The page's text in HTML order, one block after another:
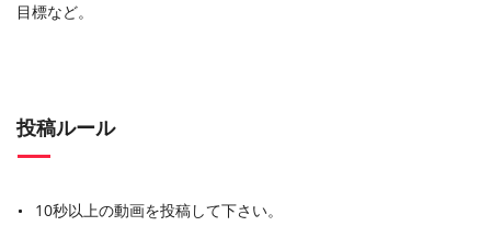
目標など。
投稿ルール
10秒以上の動画を投稿して下さい。